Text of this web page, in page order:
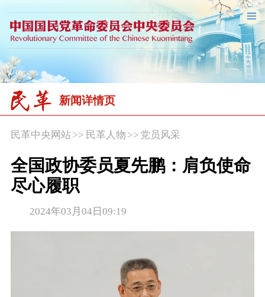
新闻详情页
民革中央网站>> 民革人物 >> 党员风采
全国政协委员夏先鹏：肩负使命
尽心履职
2024年03月04日09:19